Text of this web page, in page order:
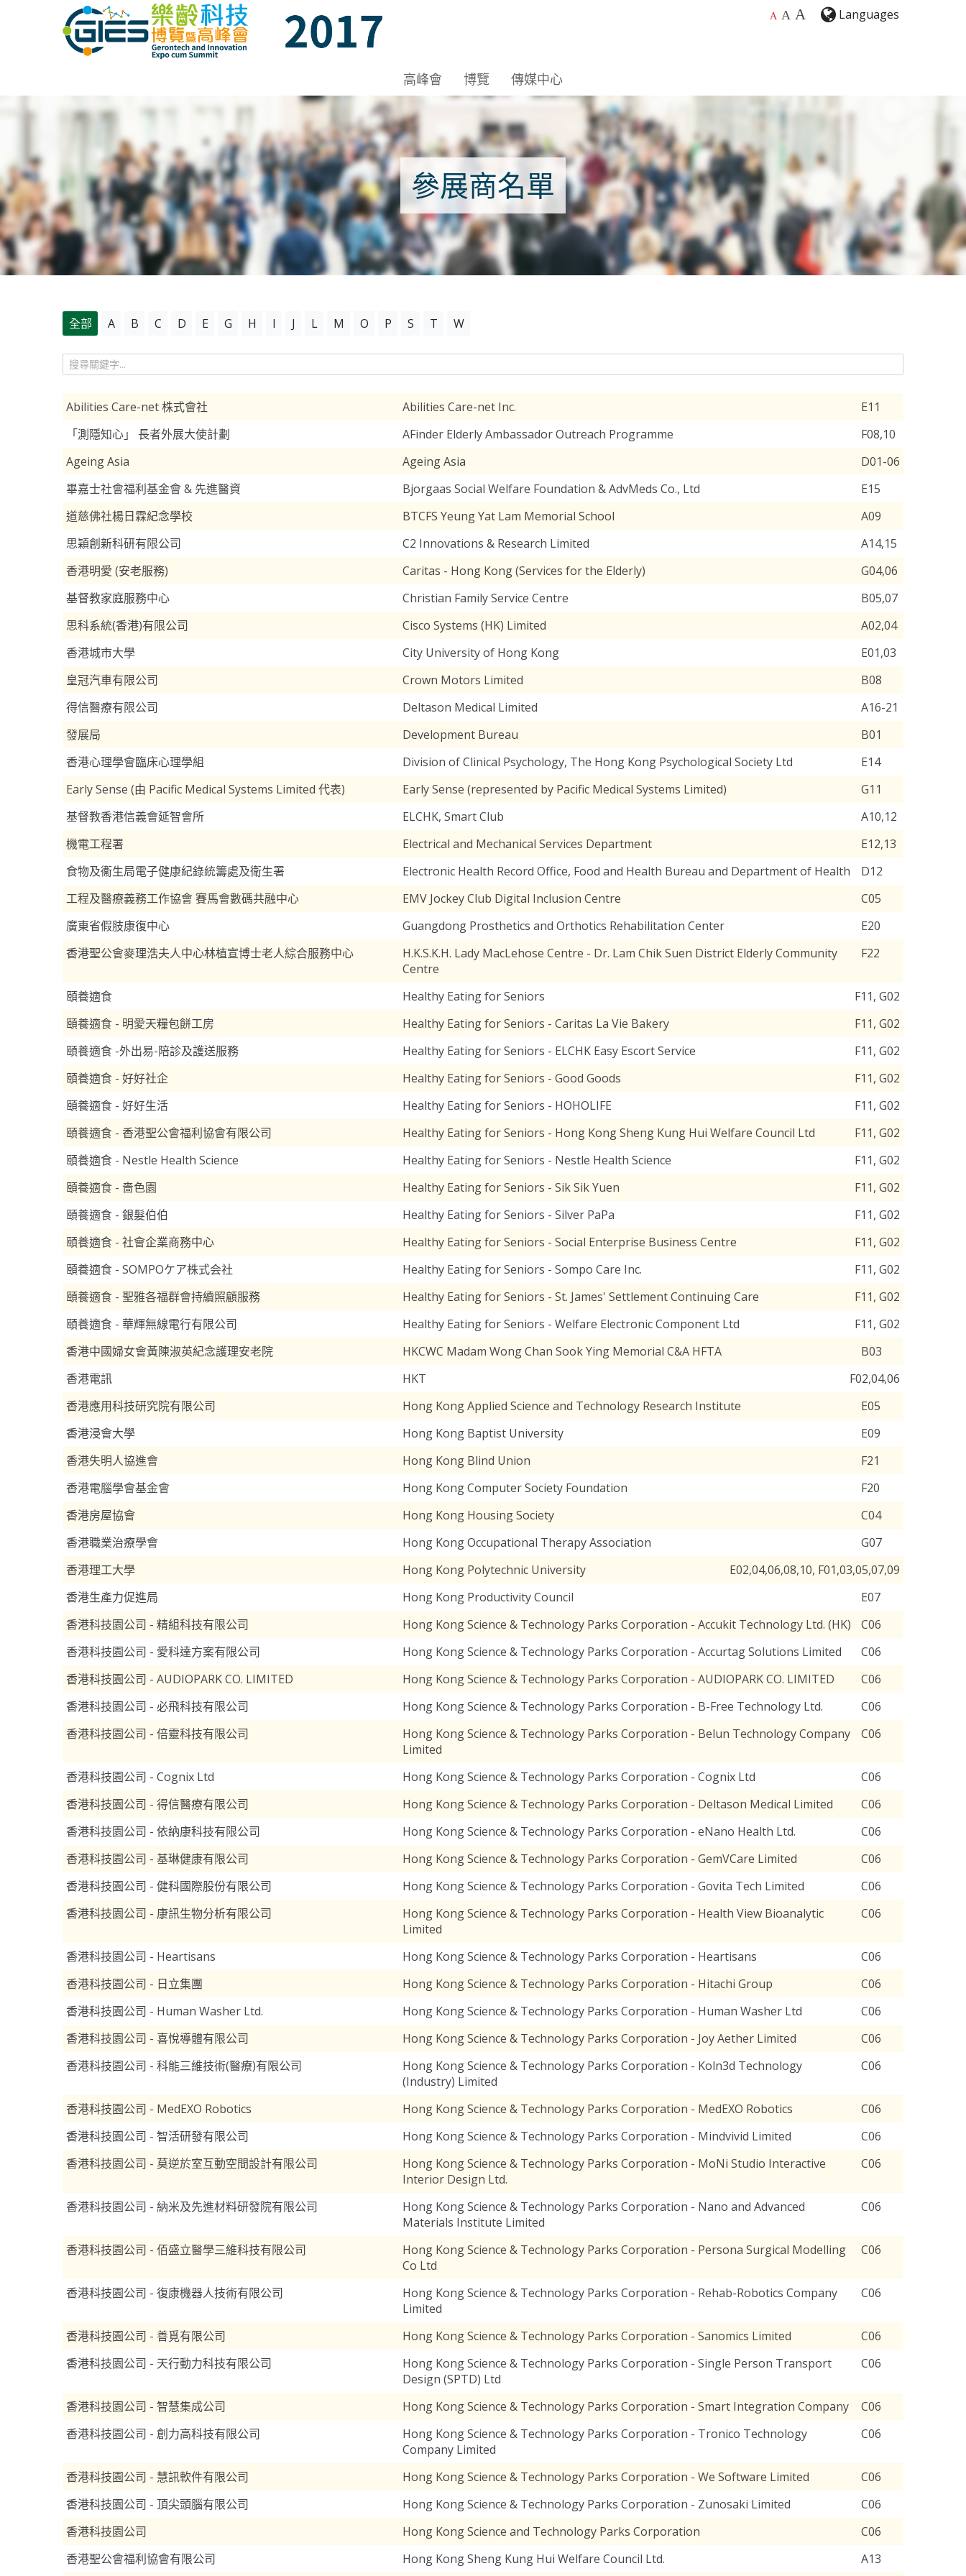
Date: Expo: 16-18 June 2017, Venue: Hall 3DE, HKCEC A A A Languages
高峰會 博覽 傳媒中心
參展商名單
全部 A B C D E G H I J L M O P S T W
Abilities Care-net 株式會社 Abilities Care-net Inc.
E11
「測隱知心」 長者外展大使計劃
AFinder Elderly Ambassador Outreach Programme
F08,10
Ageing Asia
Ageing Asia
D01-06
畢嘉士社會福利基金會 & 先進醫資
Bjorgaas Social Welfare Foundation & AdvMeds Co., Ltd
E15
道慈佛社楊日霖紀念學校
BTCFS Yeung Yat Lam Memorial School
A09
思穎創新科研有限公司
C2 Innovations & Research Limited
A14,15
香港明愛 (安老服務)
Caritas - Hong Kong (Services for the Elderly)
G04,06
基督教家庭服務中心
Christian Family Service Centre
B05,07
思科系統(香港)有限公司
Cisco Systems (HK) Limited
A02,04
香港城市大學
City University of Hong Kong
E01,03
皇冠汽車有限公司
Crown Motors Limited
B08
得信醫療有限公司
Deltason Medical Limited
A16-21
發展局
Development Bureau
B01
香港心理學會臨床心理學組
Division of Clinical Psychology, The Hong Kong Psychological Society Ltd
E14
Early Sense (由 Pacific Medical Systems Limited 代表)
Early Sense (represented by Pacific Medical Systems Limited)
G11
基督教香港信義會延智會所
ELCHK, Smart Club
A10,12
機電工程署
Electrical and Mechanical Services Department
E12,13
食物及衞生局電子健康紀錄統籌處及衛生署
Electronic Health Record Office, Food and Health Bureau and Department of Health
D12
工程及醫療義務工作協會 賽馬會數碼共融中心
EMV Jockey Club Digital Inclusion Centre
C05
廣東省假肢康復中心
Guangdong Prosthetics and Orthotics Rehabilitation Center
E20
香港聖公會麥理浩夫人中心林植宣博士老人綜合服務中心
H.K.S.K.H. Lady MacLehose Centre - Dr. Lam Chik Suen District Elderly Community
Centre
F22
頤養適食 Healthy Eating for Seniors
F11, G02
頤養適食 - 明愛天糧包餅工房
Healthy Eating for Seniors - Caritas La Vie Bakery
F11, G02
頤養適食 -外出易-陪診及護送服務
Healthy Eating for Seniors - ELCHK Easy Escort Service
F11, G02
頤養適食 - 好好社企
Healthy Eating for Seniors - Good Goods
F11, G02
頤養適食 - 好好生活
Healthy Eating for Seniors - HOHOLIFE
F11, G02
頤養適食 - 香港聖公會福利協會有限公司
Healthy Eating for Seniors - Hong Kong Sheng Kung Hui Welfare Council Ltd
F11, G02
頤養適食 - Nestle Health Science
Healthy Eating for Seniors - Nestle Health Science
F11, G02
頤養適食 - 嗇色園
Healthy Eating for Seniors - Sik Sik Yuen
F11, G02
頤養適食 - 銀髮伯伯
Healthy Eating for Seniors - Silver PaPa
F11, G02
頤養適食 - 社會企業商務中心
Healthy Eating for Seniors - Social Enterprise Business Centre
F11, G02
頤養適食 - SOMPOケア株式会社
Healthy Eating for Seniors - Sompo Care Inc.
F11, G02
頤養適食 - 聖雅各福群會持續照顧服務
Healthy Eating for Seniors - St. James' Settlement Continuing Care
F11, G02
頤養適食 - 華輝無線電行有限公司
Healthy Eating for Seniors - Welfare Electronic Component Ltd
F11, G02
香港中國婦女會黃陳淑英紀念護理安老院
HKCWC Madam Wong Chan Sook Ying Memorial C&A HFTA
B03
香港電訊
HKT
F02,04,06
香港應用科技研究院有限公司
Hong Kong Applied Science and Technology Research Institute
E05
香港浸會大學
Hong Kong Baptist University
E09
香港失明人協進會
Hong Kong Blind Union
F21
香港電腦學會基金會
Hong Kong Computer Society Foundation
F20
香港房屋協會
Hong Kong Housing Society
C04
香港職業治療學會
Hong Kong Occupational Therapy Association
G07
香港理工大學
Hong Kong Polytechnic University
E02,04,06,08,10, F01,03,05,07,09
香港生產力促進局
Hong Kong Productivity Council
E07
香港科技園公司 - 精組科技有限公司
Hong Kong Science & Technology Parks Corporation - Accukit Technology Ltd. (HK)
C06
香港科技園公司 - 愛科達方案有限公司
Hong Kong Science & Technology Parks Corporation - Accurtag Solutions Limited
C06
香港科技園公司 - AUDIOPARK CO. LIMITED
Hong Kong Science & Technology Parks Corporation - AUDIOPARK CO. LIMITED
C06
香港科技園公司 - 必飛科技有限公司
Hong Kong Science & Technology Parks Corporation - B-Free Technology Ltd.
C06
香港科技園公司 - 倍靈科技有限公司
Hong Kong Science & Technology Parks Corporation - Belun Technology Company
Limited
C06
香港科技園公司 - Cognix Ltd Hong Kong Science & Technology Parks Corporation - Cognix Ltd
C06
香港科技園公司 - 得信醫療有限公司
Hong Kong Science & Technology Parks Corporation - Deltason Medical Limited
C06
香港科技園公司 - 依納康科技有限公司
Hong Kong Science & Technology Parks Corporation - eNano Health Ltd.
C06
香港科技園公司 - 基琳健康有限公司
Hong Kong Science & Technology Parks Corporation - GemVCare Limited
C06
香港科技園公司 - 健科國際股份有限公司
Hong Kong Science & Technology Parks Corporation - Govita Tech Limited
C06
香港科技園公司 - 康訊生物分析有限公司
Hong Kong Science & Technology Parks Corporation - Health View Bioanalytic
Limited
C06
香港科技園公司 - Heartisans Hong Kong Science & Technology Parks Corporation - Heartisans
C06
香港科技園公司 - 日立集團
Hong Kong Science & Technology Parks Corporation - Hitachi Group
C06
香港科技園公司 - Human Washer Ltd.
Hong Kong Science & Technology Parks Corporation - Human Washer Ltd
C06
香港科技園公司 - 喜悅導體有限公司
Hong Kong Science & Technology Parks Corporation - Joy Aether Limited
C06
香港科技園公司 - 科能三維技術(醫療)有限公司
Hong Kong Science & Technology Parks Corporation - Koln3d Technology
(Industry) Limited
C06
香港科技園公司 - MedEXO Robotics Hong Kong Science & Technology Parks Corporation - MedEXO Robotics
C06
香港科技園公司 - 智活研發有限公司
Hong Kong Science & Technology Parks Corporation - Mindvivid Limited
C06
香港科技園公司 - 莫逆於室互動空間設計有限公司
Hong Kong Science & Technology Parks Corporation - MoNi Studio Interactive
Interior Design Ltd.
C06
香港科技園公司 - 納米及先進材料研發院有限公司
Hong Kong Science & Technology Parks Corporation - Nano and Advanced
Materials Institute Limited
C06
香港科技園公司 - 佰盛立醫學三維科技有限公司
Hong Kong Science & Technology Parks Corporation - Persona Surgical Modelling
Co Ltd
C06
香港科技園公司 - 復康機器人技術有限公司
Hong Kong Science & Technology Parks Corporation - Rehab-Robotics Company
Limited
C06
香港科技園公司 - 善覓有限公司 Hong Kong Science & Technology Parks Corporation - Sanomics Limited
C06
香港科技園公司 - 天行動力科技有限公司
Hong Kong Science & Technology Parks Corporation - Single Person Transport
Design (SPTD) Ltd
C06
香港科技園公司 - 智慧集成公司 Hong Kong Science & Technology Parks Corporation - Smart Integration Company
C06
香港科技園公司 - 創力高科技有限公司
Hong Kong Science & Technology Parks Corporation - Tronico Technology
Company Limited
C06
香港科技園公司 - 慧訊軟件有限公司 Hong Kong Science & Technology Parks Corporation - We Software Limited
C06
香港科技園公司 - 頂尖頭腦有限公司
Hong Kong Science & Technology Parks Corporation - Zunosaki Limited
C06
香港科技園公司
Hong Kong Science and Technology Parks Corporation
C06
香港聖公會福利協會有限公司
Hong Kong Sheng Kung Hui Welfare Council Ltd. A13